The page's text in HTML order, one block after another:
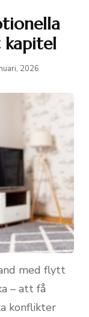
kapitel
2026
med flytt
– att få
konflikter